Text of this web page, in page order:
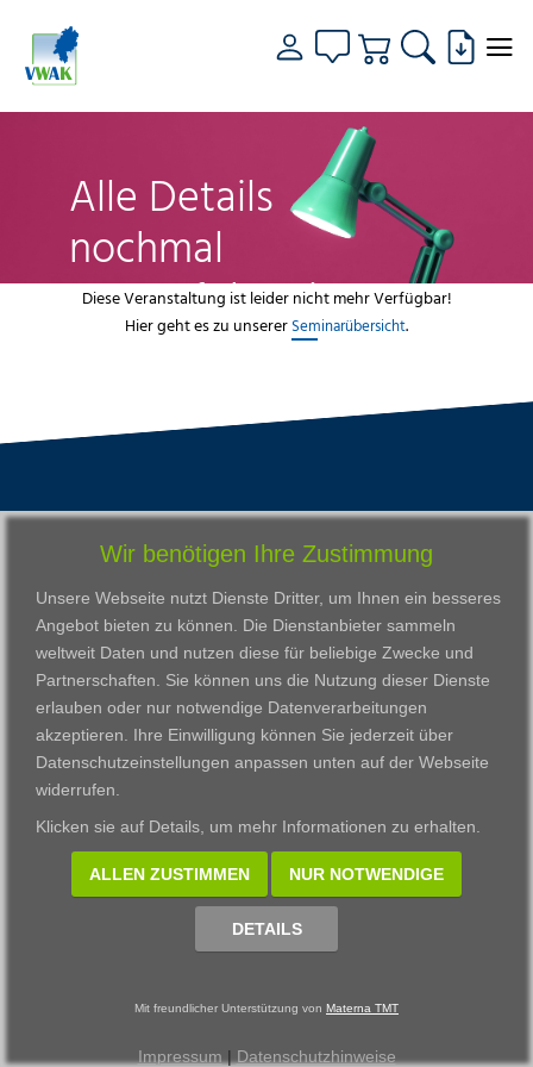
Alle Details
nochmal
genau fokussiert
Diese Veranstaltung ist leider nicht mehr Verfügbar!
Hier geht es zu unserer Seminarübersicht.
VWAK
Karriere
Kontakt
Download
Impressum
Datenschutzerklärung
Standorte
Darmstadt
Frankfurt am Main
Gießen
Kassel
Wiesbaden
Fortbildungszentrum
Bildungsangebot
Ausbildung
Zertifikatslehrgänge
Fortbildung
© 2002 - 2026 Materna TMT GmbH, powered by CARUSO
Wir benötigen Ihre Zustimmung
Unsere Webseite nutzt Dienste Dritter, um Ihnen ein besseres
Angebot bieten zu können. Die Dienstanbieter sammeln
weltweit Daten und nutzen diese für beliebige Zwecke und
Partnerschaften. Sie können uns die Nutzung dieser Dienste
erlauben oder nur notwendige Datenverarbeitungen
akzeptieren. Ihre Einwilligung können Sie jederzeit über
Datenschutzeinstellungen anpassen unten auf der Webseite
widerrufen.
Klicken sie auf Details, um mehr Informationen zu erhalten.
ALLEN ZUSTIMMEN NUR NOTWENDIGE
DETAILS
Mit freundlicher Unterstützung von Materna TMT
Impressum | Datenschutzhinweise